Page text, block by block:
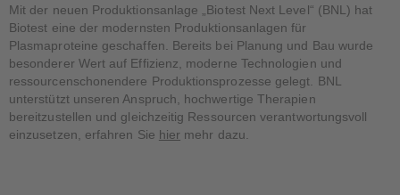
Mit der neuen Produktionsanlage „Biotest Next Level“ (BNL) hat
Biotest eine der modernsten Produktionsanlagen für
Plasmaproteine geschaffen. Bereits bei Planung und Bau wurde
besonderer Wert auf Effizienz, moderne Technologien und
ressourcenschonendere Produktionsprozesse gelegt. BNL
unterstützt unseren Anspruch, hochwertige Therapien
bereitzustellen und gleichzeitig Ressourcen verantwortungsvoll
einzusetzen, erfahren Sie hier mehr dazu.